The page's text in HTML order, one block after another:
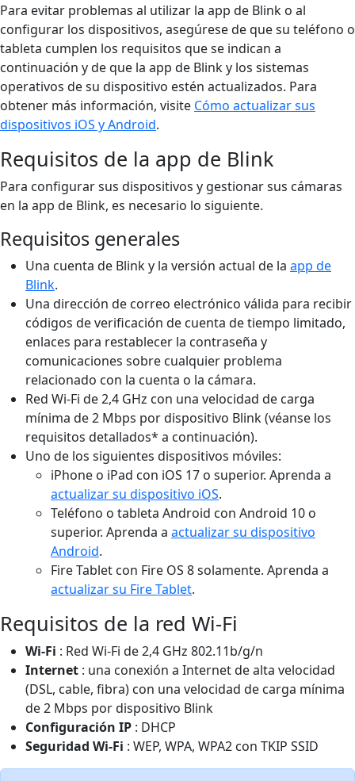
Para evitar problemas al utilizar la app de Blink o al
configurar los dispositivos, asegúrese de que su teléfono o
tableta cumplen los requisitos que se indican a
continuación y de que la app de Blink y los sistemas
operativos de su dispositivo estén actualizados. Para
obtener más información, visite Cómo actualizar sus
dispositivos iOS y Android.
Requisitos de la app de Blink
Para configurar sus dispositivos y gestionar sus cámaras
en la app de Blink, es necesario lo siguiente.
Requisitos generales
Una cuenta de Blink y la versión actual de la app de
Blink.
Una dirección de correo electrónico válida para recibir
códigos de verificación de cuenta de tiempo limitado,
enlaces para restablecer la contraseña y
comunicaciones sobre cualquier problema
relacionado con la cuenta o la cámara.
Red Wi-Fi de 2,4 GHz con una velocidad de carga
mínima de 2 Mbps por dispositivo Blink (véanse los
requisitos detallados* a continuación).
Uno de los siguientes dispositivos móviles:
iPhone o iPad con iOS 17 o superior. Aprenda a
actualizar su dispositivo iOS.
Teléfono o tableta Android con Android 10 o
superior. Aprenda a actualizar su dispositivo
Android.
Fire Tablet con Fire OS 8 solamente. Aprenda a
actualizar su Fire Tablet.
Requisitos de la red Wi-Fi
Wi-Fi : Red Wi-Fi de 2,4 GHz 802.11b/g/n
Internet : una conexión a Internet de alta velocidad
(DSL, cable, fibra) con una velocidad de carga mínima
de 2 Mbps por dispositivo Blink
Configuración IP : DHCP
Seguridad Wi-Fi : WEP, WPA, WPA2 con TKIP SSID